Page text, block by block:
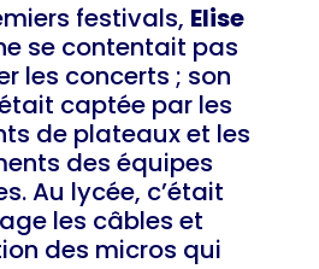
festivals, Elise
se contentait pas
les concerts ; son
captée par les
de plateaux et les
des équipes
Au lycée, c’était
les câbles et
des micros qui